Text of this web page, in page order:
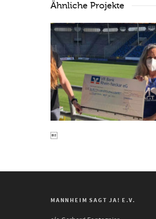
Ähnliche Projekte

MANNHEIM SAGT JA! E.V.